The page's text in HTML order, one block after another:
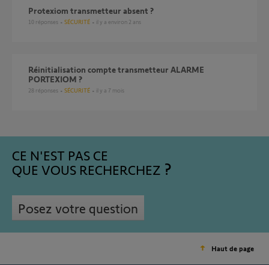
Protexiom transmetteur absent ?
10 réponses SÉCURITÉ il y a environ 2 ans
réinitialisation compte transmetteur ALARME
PORTEXIOM ?
28 réponses SÉCURITÉ il y a 7 mois
CE N'EST PAS CE
QUE VOUS RECHERCHEZ
Posez votre question
Haut de page